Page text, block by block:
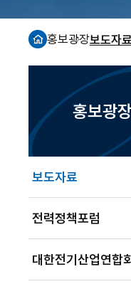
홈
홍보광장보도자료
홍보광장
보도자료
전력정책포럼
대한전기산업연합